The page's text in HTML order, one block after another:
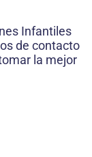
Infantiles
de contacto
la mejor